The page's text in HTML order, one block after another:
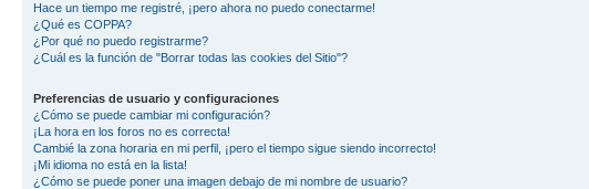
Hace un tiempo me registré, ¡pero ahora no puedo conectarme!
¿Qué es COPPA?
¿Por qué no puedo registrarme?
¿Cuál es la función de "Borrar todas las cookies del Sitio"?
Preferencias de usuario y configuraciones
¿Cómo se puede cambiar mi configuración?
¡La hora en los foros no es correcta!
Cambié la zona horaria en mi perfil, ¡pero el tiempo sigue siendo incorrecto!
¡Mi idioma no está en la lista!
¿Cómo se puede poner una imagen debajo de mi nombre de usuario?